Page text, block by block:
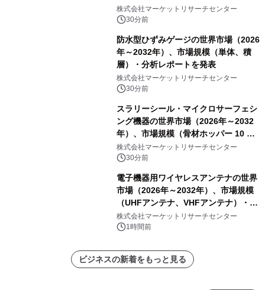
分析レポートを発表
株式会社マーケットリサーチセンター
30分前
防水型ひずみゲージの世界市場（2026
年～2032年）、市場規模（単体、積
層）・分析レポートを発表
株式会社マーケットリサーチセンター
30分前
スラリーシール・マイクロサーフェシ
ング機器の世界市場（2026年～2032
年）、市場規模（骨材ホッパー 10 m³
以下、骨材ホッパー 10 m³～12 m³、
骨材ホッパー 12 m³以上）・分析レポ
株式会社マーケットリサーチセンター
30分前
電子機器用ワイヤレスアンテナの世界
市場（2026年～2032年）、市場規模
（UHFアンテナ、VHFアンテナ）・分
析レポートを発表
株式会社マーケットリサーチセンター
1時間前
ビジネスの新着をもっと見る